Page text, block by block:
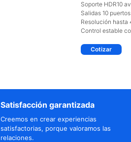
Soporte HDR10
Salidas 10
Resolución hasta
Control estable
Cotizar
Satisfacción garantizada
Creemos en crear experiencias
satisfactorias, porque valoramos las
relaciones.